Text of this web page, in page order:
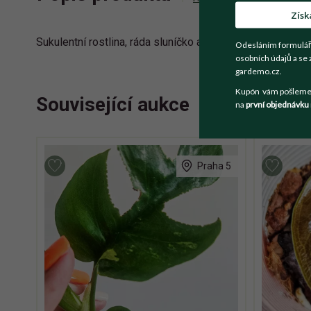
Sukulentní rostlina, ráda sluníčko a sucho, jen pozor na
Související aukce
Praha 5
Odesláním
osobních údajů a
gardemo.cz.
Kupón vám
na první objednávku